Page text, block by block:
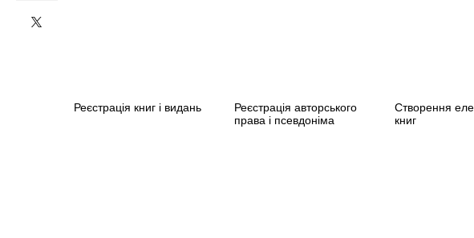
Реєстрація книг і видань
Реєстрація авторського
права і псевдоніма
Створення
книг